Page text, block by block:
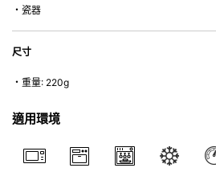
・瓷器
尺寸
・重量: 220g
適用環境